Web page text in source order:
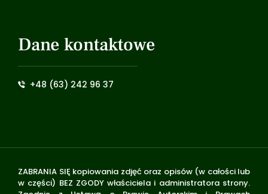
Dane kontaktowe
+48 (63) 242 96 37
ZABRANIA SIĘ kopiowania zdjęć oraz opisów (w całości lub
w części) BEZ ZGODY właściciela i administratora strony.